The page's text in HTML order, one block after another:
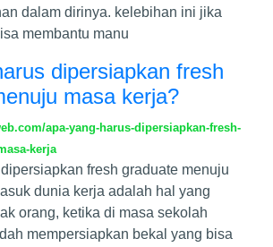
dalam dirinya. kelebihan ini jika
membantu manu
dipersiapkan fresh
masa kerja?
apa-yang-harus-dipersiapkan-fresh-
kerja
fresh graduate menuju
dunia kerja adalah hal yang
orang, ketika di masa sekolah
mempersiapkan bekal yang bisa